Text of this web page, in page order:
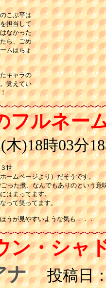
こぶ平は
担当して
なかった
ら、ごめ
ムはちょ
キャラの
覚えてい
フルネー
)18時03分
世
ームページより）だそうです。
た煮、なんでもありのという意
はまってます。
って笑ってます。
うが見やすいような気も．．．
ン・シャ
ナ 投稿日：